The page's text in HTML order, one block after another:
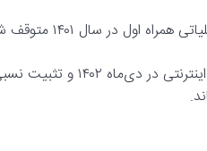
عملیاتی ثبت شده برای این سال تنها ۶ درصد بود.